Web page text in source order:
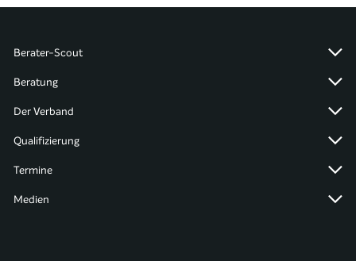
Berater-Scout
Beratung
Der Verband
Qualifizierung
Termine
Medien